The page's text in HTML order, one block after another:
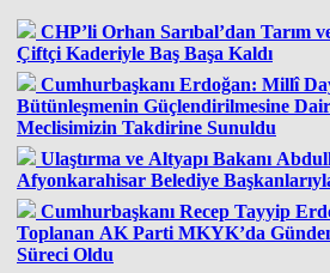
CHP’li Orhan Sarıbal’dan Tarım
Çiftçi Kaderiyle Baş Başa Kaldı
Cumhurbaşkanı Erdoğan: Millî
Bütünleşmenin Güçlendirilmesine
Meclisimizin Takdirine Sunuldu
Ulaştırma ve Altyapı Bakanı
Afyonkarahisar Belediye
Cumhurbaşkanı Recep Tayyip
Toplanan AK Parti MKYK’da
Süreci Oldu